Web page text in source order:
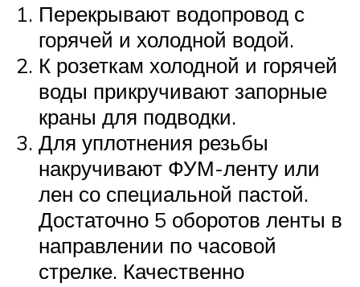
Перекрывают водопровод с
горячей и холодной водой.
К розеткам холодной и горячей
воды прикручивают запорные
краны для подводки.
Для уплотнения резьбы
накручивают ФУМ-ленту или
лен со специальной пастой.
Достаточно 5 оборотов ленты в
направлении по часовой
стрелке. Качественно